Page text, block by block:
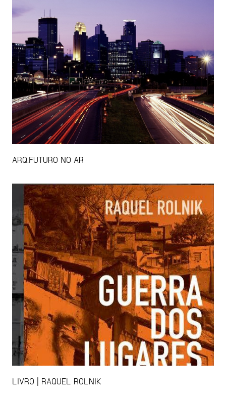
ARQ.FUTURO NO AR
LIVRO | RAQUEL ROLNIK